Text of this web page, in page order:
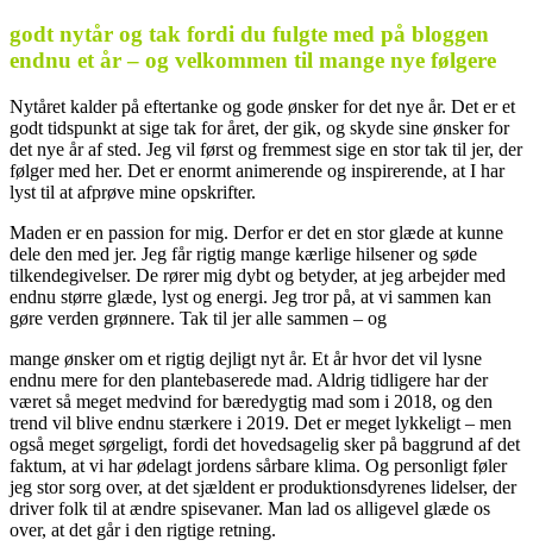
godt nytår og tak fordi du fulgte med på bloggen
endnu et år – og velkommen til mange nye følgere
Nytåret kalder på eftertanke og gode ønsker for det nye år. Det er et
godt tidspunkt at sige tak for året, der gik, og skyde sine ønsker for
det nye år af sted. Jeg vil først og fremmest sige en stor tak til jer, der
følger med her. Det er enormt animerende og inspirerende, at I har
lyst til at afprøve mine opskrifter.
Maden er en passion for mig. Derfor er det en stor glæde at kunne
dele den med jer. Jeg får rigtig mange kærlige hilsener og søde
tilkendegivelser. De rører mig dybt og betyder, at jeg arbejder med
endnu større glæde, lyst og energi. Jeg tror på, at vi sammen kan
gøre verden grønnere. Tak til jer alle sammen – og
mange ønsker om et rigtig dejligt nyt år. Et år hvor det vil lysne
endnu mere for den plantebaserede mad. Aldrig tidligere har der
været så meget medvind for bæredygtig mad som i 2018, og den
trend vil blive endnu stærkere i 2019. Det er meget lykkeligt – men
også meget sørgeligt, fordi det hovedsagelig sker på baggrund af det
faktum, at vi har ødelagt jordens sårbare klima. Og personligt føler
jeg stor sorg over, at det sjældent er produktionsdyrenes lidelser, der
driver folk til at ændre spisevaner. Man lad os alligevel glæde os
over, at det går i den rigtige retning.